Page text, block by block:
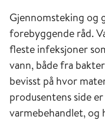
Gjennomsteking og
forebyggende råd.
fleste infeksjoner
vann, både fra
bevisst på hvor
produsentens side
varmebehandlet, og